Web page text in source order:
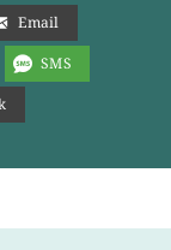
Email
SMS